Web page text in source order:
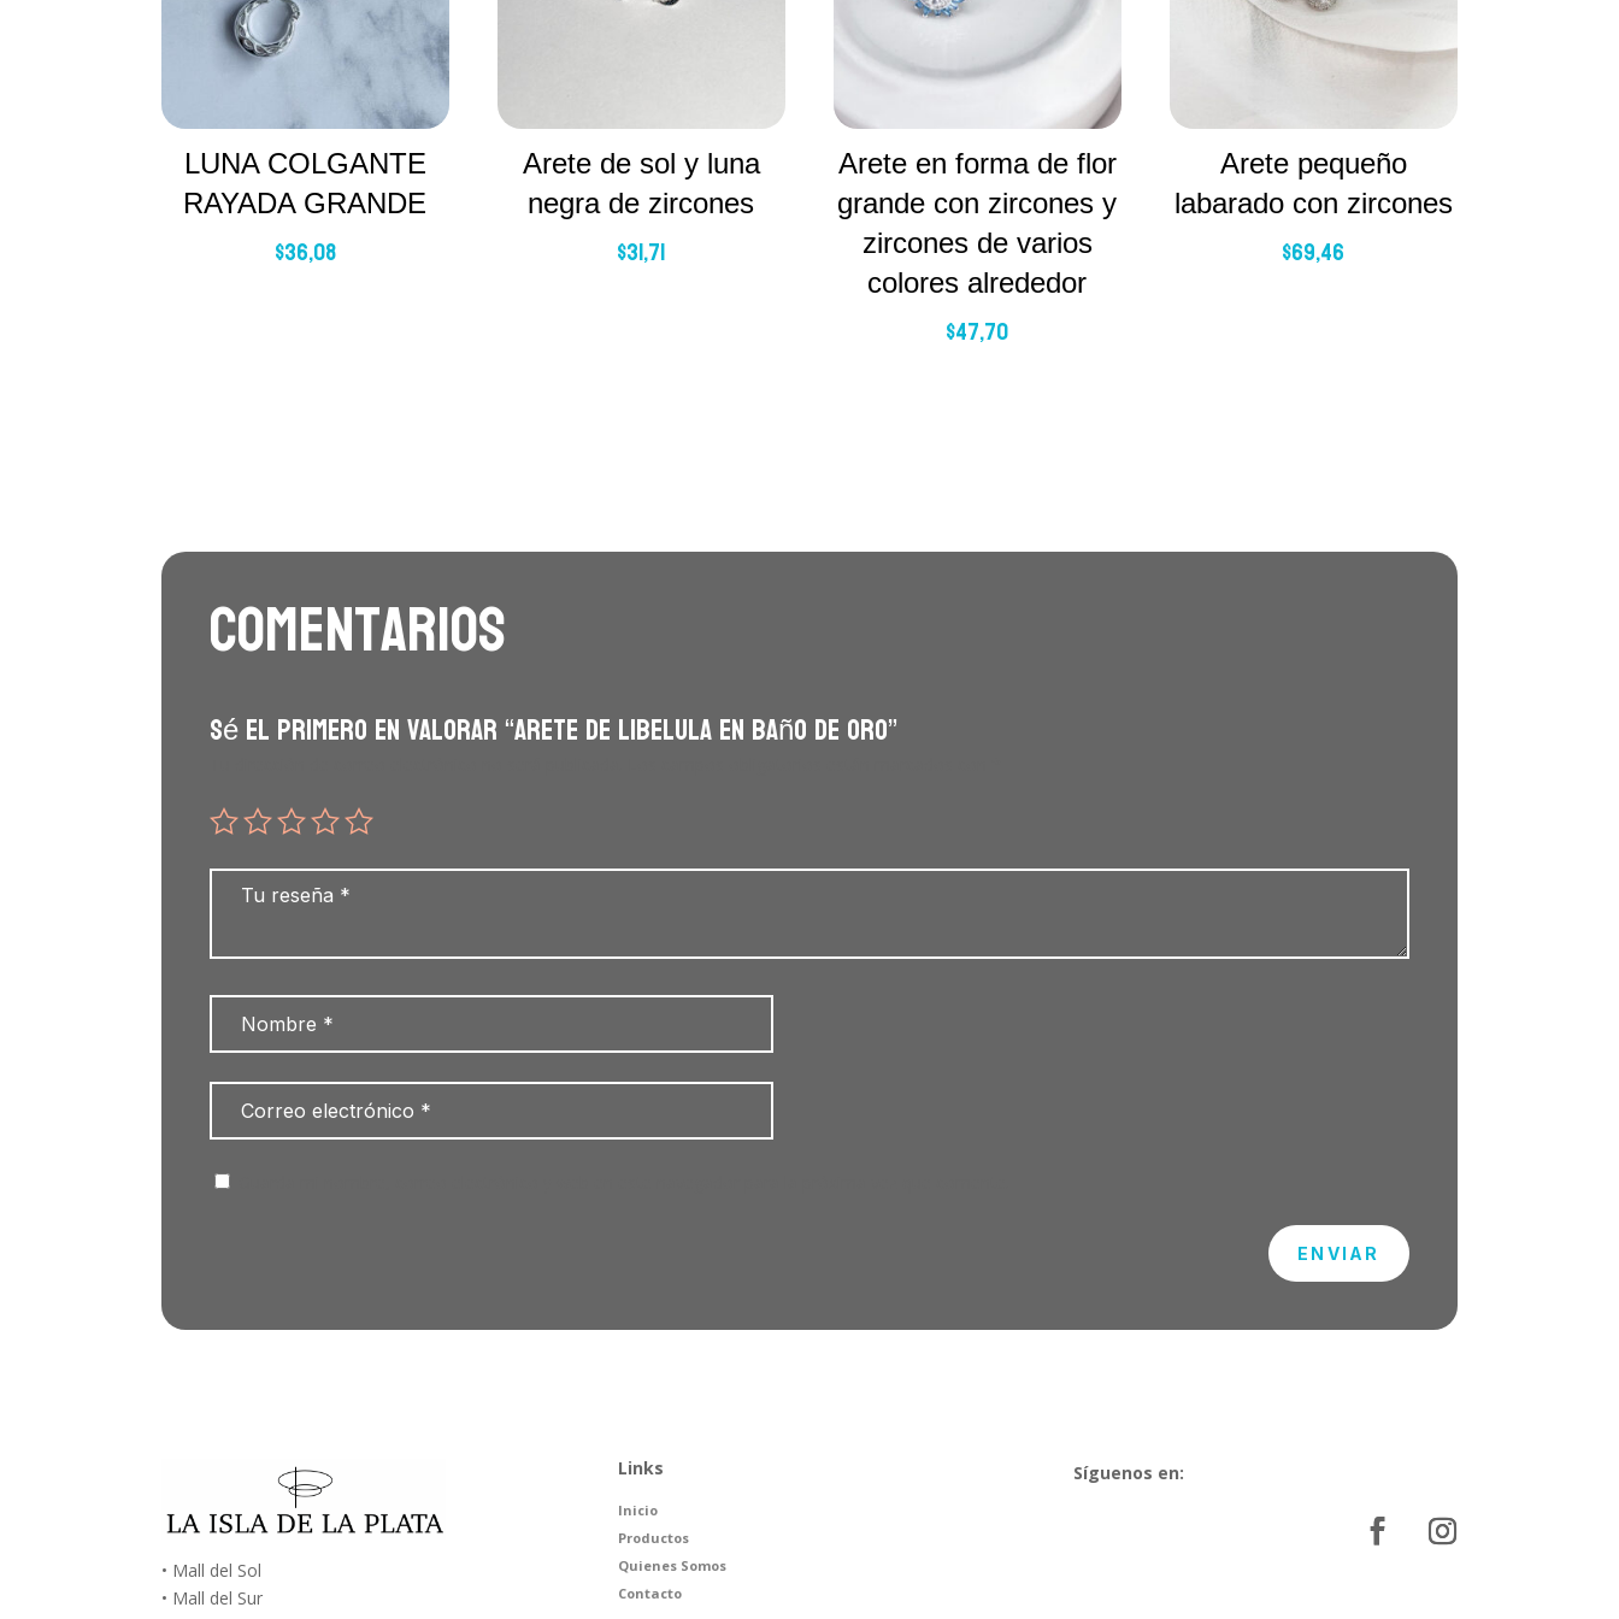
LUNA COLGANTE
RAYADA GRANDE
$36,08
Arete de sol y luna
negra de zircones
$31,71
Arete en forma de flor
grande con zircones y
zircones de varios
colores alrededor
$47,70
Arete pequeño
labarado con zircones
$69,46
Comentarios
Sé el primero en valorar “Arete de libelula en baño de oro”
ENVIAR
• Mall del Sol
• Mall del Sur
Links
Inicio
Productos
Quienes Somos
Contacto
Síguenos en: